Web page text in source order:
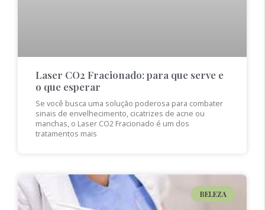
Laser CO2 Fracionado: para que serve e
o que esperar
Se você busca uma solução poderosa para combater
sinais de envelhecimento, cicatrizes de acne ou
manchas, o Laser CO2 Fracionado é um dos
tratamentos mais
BELEZA